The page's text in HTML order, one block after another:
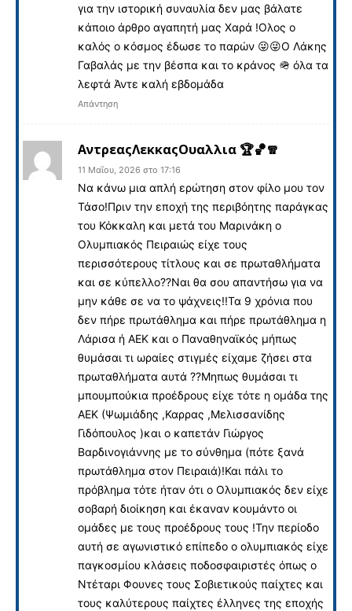
για την ιστορική συναυλία δεν μας βάλατε
κάποιο άρθρο αγαπητή μας Χαρά !Ολος ο
καλός ο κόσμος έδωσε το παρών 😜😜Ο Λάκης
Γαβαλάς με την βέσπα και το κράνος 🪖 όλα τα
λεφτά Άντε καλή εβδομάδα
Απάντηση
ΑντρεαςΛεκκαςΟυαλλια 🏆🏀🧣
11 Μαΐου, 2026 στο 17:16
Να κάνω μια απλή ερώτηση στον φίλο μου τον
Τάσο!Πριν την εποχή της περιβόητης παράγκας
του Κόκκαλη και μετά του Μαρινάκη ο
Ολυμπιακός Πειραιώς είχε τους
περισσότερους τίτλους και σε πρωταθλήματα
και σε κύπελλο??Ναι θα σου απαντήσω για να
μην κάθε σε να το ψάχνεις!!Τα 9 χρόνια που
δεν πήρε πρωτάθλημα και πήρε πρωτάθλημα η
Λάρισα ή ΑΕΚ και ο Παναθηναϊκός μήπως
θυμάσαι τι ωραίες στιγμές είχαμε ζήσει στα
πρωταθλήματα αυτά ??Μηπως θυμάσαι τι
μπουμπούκια προέδρους είχε τότε η ομάδα της
ΑΕΚ (Ψωμιάδης ,Καρρας ,Μελισσανίδης
Γιδόπουλος )και ο καπετάν Γιώργος
Βαρδινογιάννης με το σύνθημα (πότε ξανά
πρωτάθλημα στον Πειραιά)!Και πάλι το
πρόβλημα τότε ήταν ότι ο Ολυμπιακός δεν είχε
σοβαρή διοίκηση και έκαναν κουμάντο οι
ομάδες με τους προέδρους τους !Την περίοδο
αυτή σε αγωνιστικό επίπεδο ο ολυμπιακός είχε
παγκοσμίου κλάσεις ποδοσφαιριστές όπως ο
Ντέταρι Φουνες τους Σοβιετικούς παίχτες και
τους καλύτερους παίχτες έλληνες της εποχής